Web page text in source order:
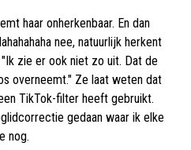
haar onherkenbaar. En dan
nee, natuurlijk herkent
zie er ook niet zo uit. Dat de
overneemt." Ze laat weten dat
TikTok-filter heeft gebruikt.
gedaan waar ik elke
nog.